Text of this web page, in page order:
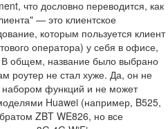
что дословно переводится, как
— это клиентское
которым пользуется клиент
оператора) у себя в офисе,
общем, название было выбрано
роутер не стал хуже. Да, он не
функций и не может
Huawei (например, B525,
ZBT WE826, но все